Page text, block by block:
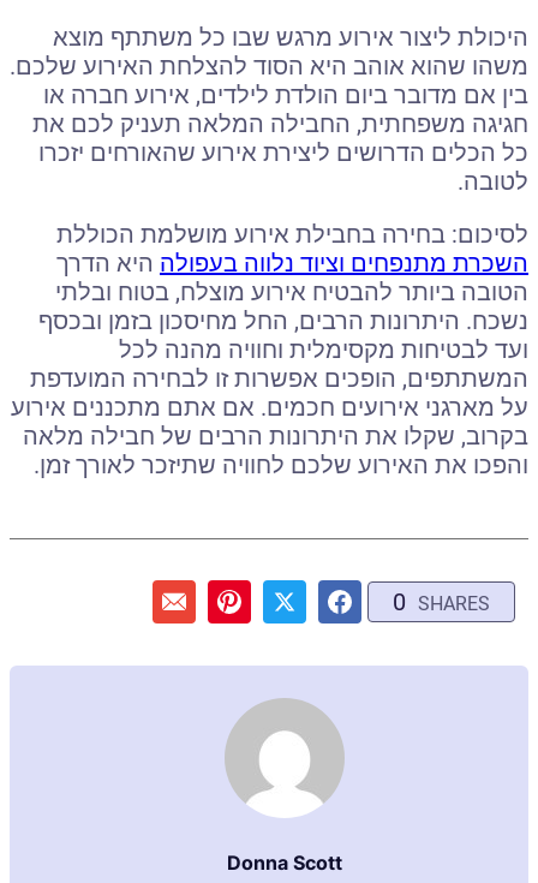
היכולת ליצור אירוע מרגש שבו כל משתתף מוצא
משהו שהוא אוהב היא הסוד להצלחת האירוע שלכם.
בין אם מדובר ביום הולדת לילדים, אירוע חברה או
חגיגה משפחתית, החבילה המלאה תעניק לכם את
כל הכלים הדרושים ליצירת אירוע שהאורחים יזכרו
לטובה.
לסיכום: בחירה בחבילת אירוע מושלמת הכוללת
השכרת מתנפחים וציוד נלווה בעפולה היא הדרך
הטובה ביותר להבטיח אירוע מוצלח, בטוח ובלתי
נשכח. היתרונות הרבים, החל מחיסכון בזמן ובכסף
ועד לבטיחות מקסימלית וחוויה מהנה לכל
המשתתפים, הופכים אפשרות זו לבחירה המועדפת
על מארגני אירועים חכמים. אם אתם מתכננים אירוע
בקרוב, שקלו את היתרונות הרבים של חבילה מלאה
והפכו את האירוע שלכם לחוויה שתיזכר לאורך זמן.
0 SHARES
Donna Scott